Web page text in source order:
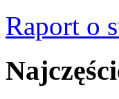
Raport o